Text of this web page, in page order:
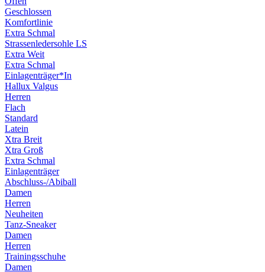
Geschlossen
Komfortlinie
Extra Schmal
Strassenledersohle LS
Extra Weit
Extra Schmal
Einlagenträger*In
Hallux Valgus
Herren
Flach
Standard
Latein
Xtra Breit
Xtra Groß
Extra Schmal
Einlagenträger
Abschluss-/Abiball
Damen
Herren
Neuheiten
Tanz-Sneaker
Damen
Herren
Trainingsschuhe
Damen